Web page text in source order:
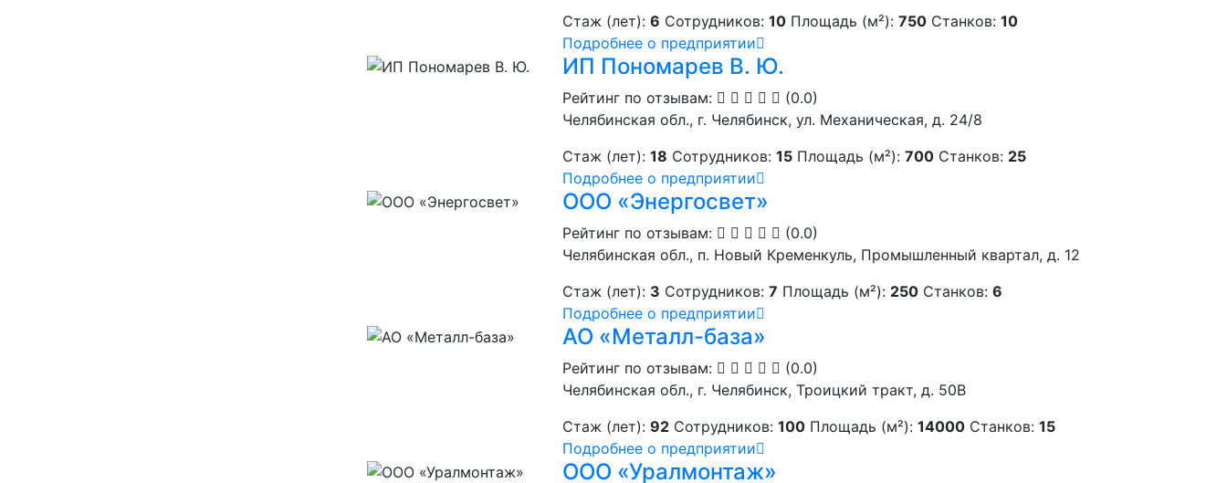
Стаж (лет): 6 Сотрудников: 10 Площадь (м²): 750 Станков: 10
Подробнее о предприятии
ИП Пономарев В. Ю.
Рейтинг по отзывам:
(0.0)
Челябинская обл., г. Челябинск, ул. Механическая, д. 24/8
Стаж (лет): 18 Сотрудников: 15 Площадь (м²): 700 Станков: 25
Подробнее о предприятии
ООО «Энергосвет»
Рейтинг по отзывам:
(0.0)
Челябинская обл., п. Новый Кременкуль, Промышленный квартал, д. 12
Стаж (лет): 3 Сотрудников: 7 Площадь (м²): 250 Станков: 6
Подробнее о предприятии
АО «Металл-база»
Рейтинг по отзывам:
(0.0)
Челябинская обл., г. Челябинск, Троицкий тракт, д. 50В
Стаж (лет): 92 Сотрудников: 100 Площадь (м²): 14000 Станков: 15
Подробнее о предприятии
ООО «Уралмонтаж»